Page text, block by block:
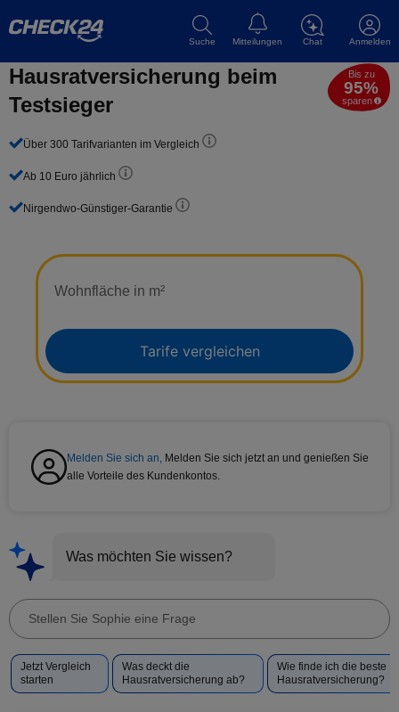
Suche Mitteilungen Chat Anmelden
Hausrat­versicherung beim
Testsieger
Bis zu
95%
sparen
Wohnfläche in m²
Tarife vergleichen
Über 300 Tarifvarianten im Vergleich
Ab 10 Euro jährlich
Nirgendwo-Günstiger-Garantie
Melden Sie sich an, Melden Sie sich jetzt an und genießen Sie
alle Vorteile des Kundenkontos.
Was möchten Sie wissen?
Stellen
Sophie
eine
Vorgeschlagene
Fragen
Jetzt Vergleich
starten
Was deckt die
Hausratversicherung ab?
Wie finde ich die beste
Hausratversicherung?